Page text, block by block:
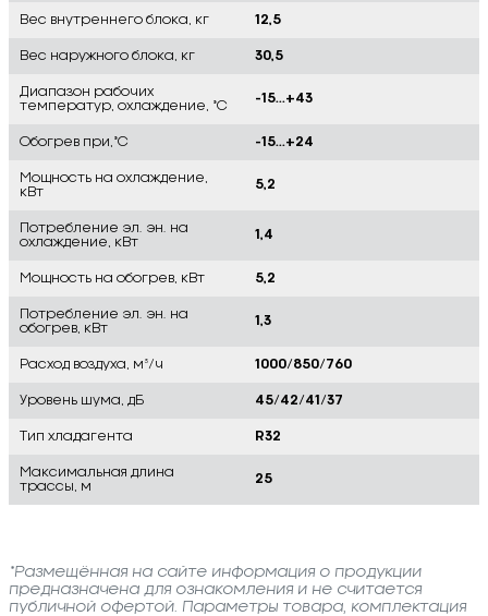
Вес внутреннего блока, кг 12,5
Вес наружного блока, кг 30,5
Диапазон рабочих
температур, охлаждение, °C
-15...+43
Обогрев при,°C -15...+24
Мощность на охлаждение,
кВт
5,2
Потребление эл. эн. на
охлаждение, кВт
1,4
Мощность на обогрев, кВт 5,2
Потребление эл. эн. на
обогрев, кВт
1,3
Расход воздуха, м³/ч 1000/850/760
Уровень шума, дБ 45/42/41/37
Тип хладагента R32
Максимальная длина
трассы, м
25
*Размещённая на сайте информация о продукции
предназначена для ознакомления и не считается
публичной офертой. Параметры товара, комплектация